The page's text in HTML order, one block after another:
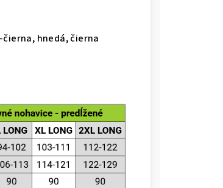
hnedá, čierna